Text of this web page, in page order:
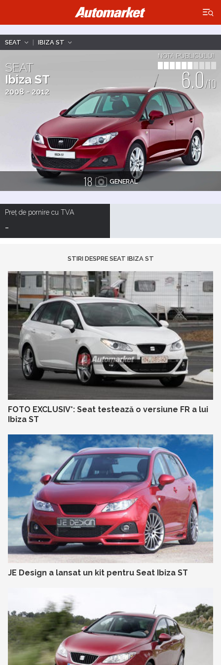
×
SEAT | IBIZA ST
SEAT
Ibiza ST
2008 - 2012
NOTA PUBLICULUI
6.0/10
18 GENERAL
Preț de pornire cu TVA
-
STIRI DESPRE SEAT IBIZA ST
FOTO EXCLUSIV*: Seat testează o versiune FR a lui
Ibiza ST
JE Design a lansat un kit pentru Seat Ibiza ST